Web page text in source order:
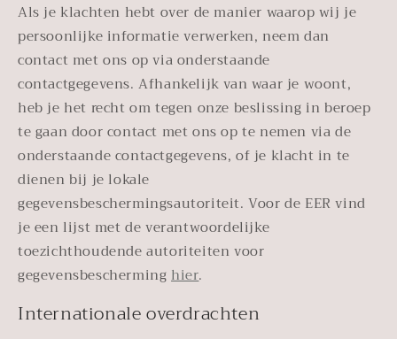
Als je klachten hebt over de manier waarop wij je
persoonlijke informatie verwerken, neem dan
contact met ons op via onderstaande
contactgegevens. Afhankelijk van waar je woont,
heb je het recht om tegen onze beslissing in beroep
te gaan door contact met ons op te nemen via de
onderstaande contactgegevens, of je klacht in te
dienen bij je lokale
gegevensbeschermingsautoriteit. Voor de EER vind
je een lijst met de verantwoordelijke
toezichthoudende autoriteiten voor
gegevensbescherminghier.
Internationale overdrachten